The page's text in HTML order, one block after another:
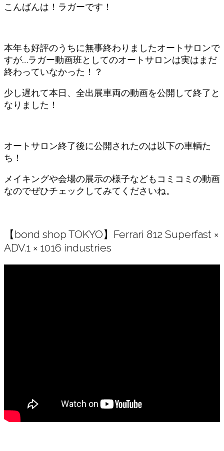
こんばんは！ラガーです！
本年も好評のうちに無事終わりましたオートサロンで
すが…ラガー動画班としてのオートサロンは実はまだ
終わっていなかった！？
少し遅れて本日、全出展車両の動画を公開して終了と
なりました！
オートサロン終了後に公開されたのは以下の車輌た
ち！
メイキングや会場の展示の様子などもコミコミの動画
なのでぜひチェックしてみてくださいね。
【bond shop TOKYO】Ferrari 812 Superfast ×
ADV.1 × 1016 industries